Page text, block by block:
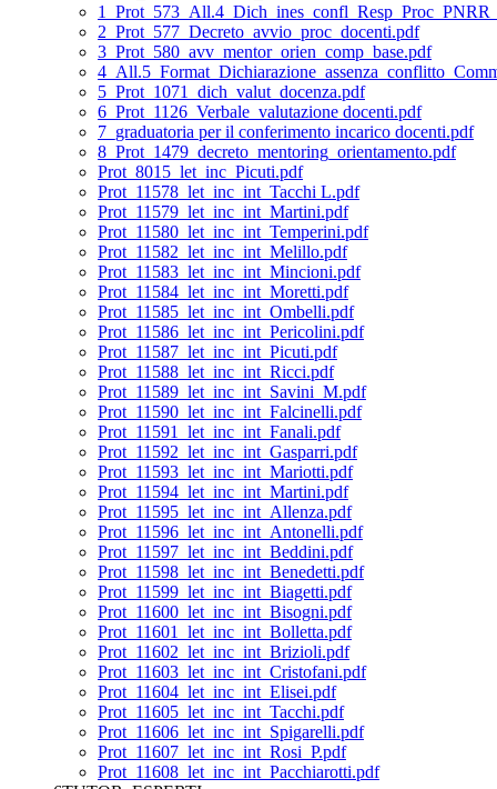
2_Prot_577_Decreto_avvio_proc_docenti.pdf
3_Prot_580_avv_mentor_orien_comp_base.pdf
5_Prot_1071_dich_valut_docenza.pdf
6_Prot_1126_Verbale_valutazione docenti.pdf
7_graduatoria per il conferimento incarico docenti.pdf
8_Prot_1479_decreto_mentoring_orientamento.pdf
Prot_8015_let_inc_Picuti.pdf
Prot_11578_let_inc_int_Tacchi L.pdf
Prot_11579_let_inc_int_Martini.pdf
Prot_11580_let_inc_int_Temperini.pdf
Prot_11582_let_inc_int_Melillo.pdf
Prot_11583_let_inc_int_Mincioni.pdf
Prot_11584_let_inc_int_Moretti.pdf
Prot_11585_let_inc_int_Ombelli.pdf
Prot_11586_let_inc_int_Pericolini.pdf
Prot_11587_let_inc_int_Picuti.pdf
Prot_11588_let_inc_int_Ricci.pdf
Prot_11589_let_inc_int_Savini_M.pdf
Prot_11590_let_inc_int_Falcinelli.pdf
Prot_11591_let_inc_int_Fanali.pdf
Prot_11592_let_inc_int_Gasparri.pdf
Prot_11593_let_inc_int_Mariotti.pdf
Prot_11594_let_inc_int_Martini.pdf
Prot_11595_let_inc_int_Allenza.pdf
Prot_11596_let_inc_int_Antonelli.pdf
Prot_11597_let_inc_int_Beddini.pdf
Prot_11598_let_inc_int_Benedetti.pdf
Prot_11599_let_inc_int_Biagetti.pdf
Prot_11600_let_inc_int_Bisogni.pdf
Prot_11601_let_inc_int_Bolletta.pdf
Prot_11602_let_inc_int_Brizioli.pdf
Prot_11603_let_inc_int_Cristofani.pdf
Prot_11604_let_inc_int_Elisei.pdf
Prot_11605_let_inc_int_Tacchi.pdf
Prot_11606_let_inc_int_Spigarelli.pdf
Prot_11607_let_inc_int_Rosi_P.pdf
Prot_11608_let_inc_int_Pacchiarotti.pdf